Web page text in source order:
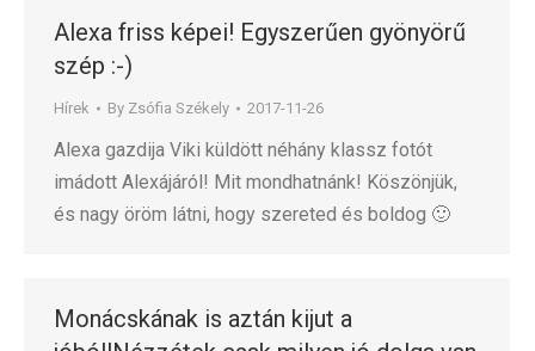
Alexa friss képei! Egyszerűen gyönyörű
szép :-)
Hírek By Zsófia Székely 2017-11-26
Alexa gazdija Viki küldött néhány klassz fotót
imádott Alexájáról! Mit mondhatnánk! Köszönjük,
és nagy öröm látni, hogy szereted és boldog 🙂
Monácskának is aztán kijut a